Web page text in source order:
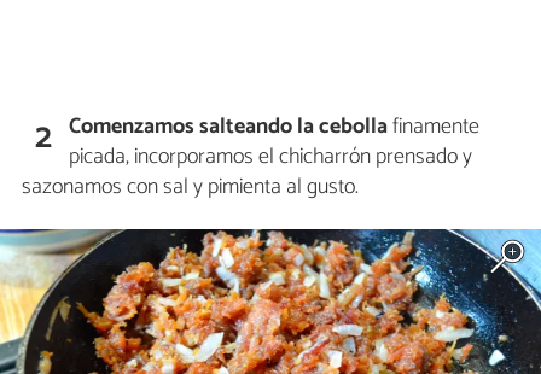
2 Comenzamos salteando la cebollafinamente
picada, incorporamos el chicharrón prensado y
sazonamos con sal y pimienta al gusto.